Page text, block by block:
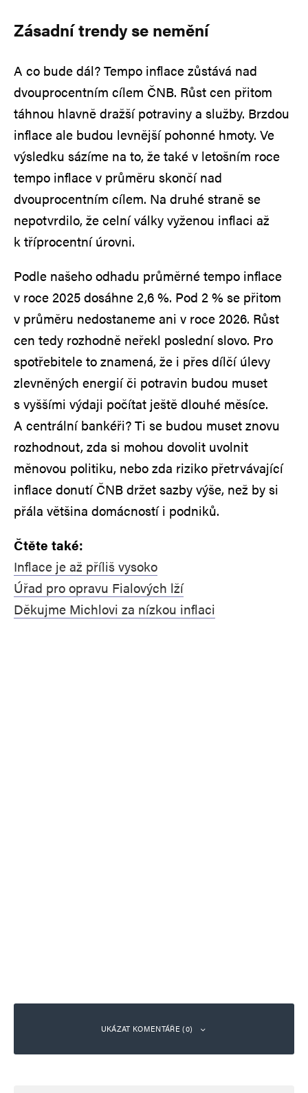
Zásadní trendy se nemění
A co bude dál? Tempo inflace zůstává nad
dvouprocentním cílem ČNB. Růst cen přitom
táhnou hlavně dražší potraviny a služby. Brzdou
inflace ale budou levnější pohonné hmoty. Ve
výsledku sázíme na to, že také v letošním roce
tempo inflace v průměru skončí nad
dvouprocentním cílem. Na druhé straně se
nepotvrdilo, že celní války vyženou inflaci až
k tříprocentní úrovni.
Podle našeho odhadu průměrné tempo inflace
v roce 2025 dosáhne 2,6 %. Pod 2 % se přitom
v průměru nedostaneme ani v roce 2026. Růst
cen tedy rozhodně neřekl poslední slovo. Pro
spotřebitele to znamená, že i přes dílčí úlevy
zlevněných energií či potravin budou muset
s vyššími výdaji počítat ještě dlouhé měsíce.
A centrální bankéři? Ti se budou muset znovu
rozhodnout, zda si mohou dovolit uvolnit
měnovou politiku, nebo zda riziko přetrvávající
inflace donutí ČNB držet sazby výše, než by si
přála většina domácností i podniků.
Čtěte také:
Inflace je až příliš vysoko
Úřad pro opravu Fialových lží
Děkujme Michlovi za nízkou inflaci
UKÁZAT KOMENTÁŘE (0)